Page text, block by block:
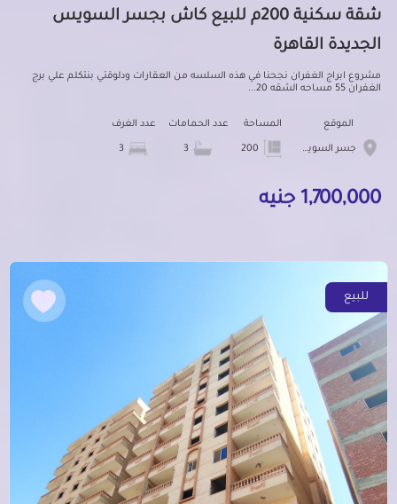
شقة سكنية 200م للبيع كاش بجسر السويس
الجديدة القاهرة
مشروع ابراج الغفران نجحنا في هذه السلسه من العقارات ودلوقتي بنتكلم علي برج
الغفران 55 مساحه الشقه 20...
الموقع
جسر السويس الجديدة
المساحة عدد الحمامات عدد الغرف
1,700,000 جنيه
للبيع